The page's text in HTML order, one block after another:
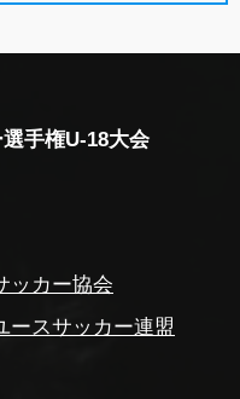
手権U-18大会
ッカー協会
ースサッカー連盟